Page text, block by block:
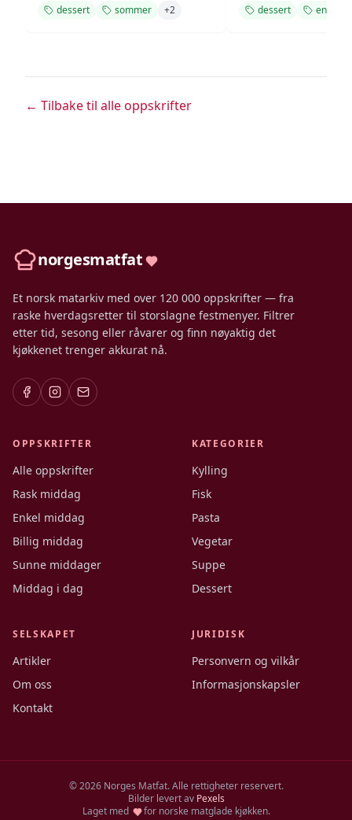
dessert sommer +2 dessert enkel
← Tilbake til alle oppskrifter
norgesmatfat
Et norsk matarkiv med over 120 000 oppskrifter — fra
raske hverdagsretter til storslagne festmenyer. Filtrer
etter tid, sesong eller råvarer og finn nøyaktig det
kjøkkenet trenger akkurat nå.
OPPSKRIFTER
Alle oppskrifter
Rask middag
Enkel middag
Billig middag
Sunne middager
Middag i dag
KATEGORIER
Kylling
Fisk
Pasta
Vegetar
Suppe
Dessert
SELSKAPET
Artikler
Om oss
Kontakt
JURIDISK
Personvern og vilkår
Informasjonskapsler
©2026Norges Matfat. Alle rettigheter reservert.
Bilder levert av Pexels
Laget med
for norske matglade kjøkken.